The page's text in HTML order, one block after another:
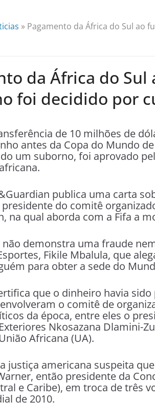
» Pagamento da África do Sul ao
da África do Sul
foi decidido por
de 10 milhões de
antes da Copa do Mundo
um suborno, foi aprovado
publica uma carta
do comitê
na qual aborda com a Fifa a
demonstra uma fraude
Fikile Mbalula, que
para obter a sede do
que o dinheiro havia
o comitê de
da época, entre eles o
Nkosazana Dlamini-
Africana (UA).
justiça americana suspeita
então presidente da
e Caribe), em troca de três
de 2010.